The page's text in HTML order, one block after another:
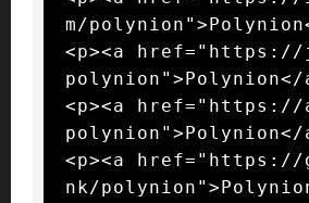
m/
<p><a
polynion">Polynion</
<p><a href="https://
polynion">Polynion</
<p><a
nk/